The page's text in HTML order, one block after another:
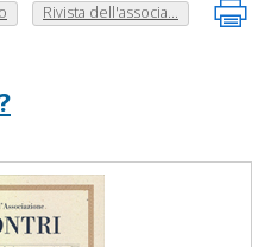
Rivista dell'associa...